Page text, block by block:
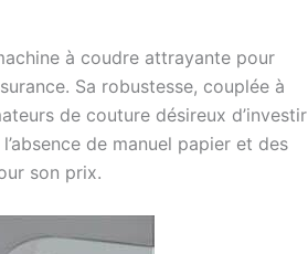
à coudre attrayante pour
Sa robustesse, couplée à
de couture désireux d’investir
de manuel papier et des
son prix.